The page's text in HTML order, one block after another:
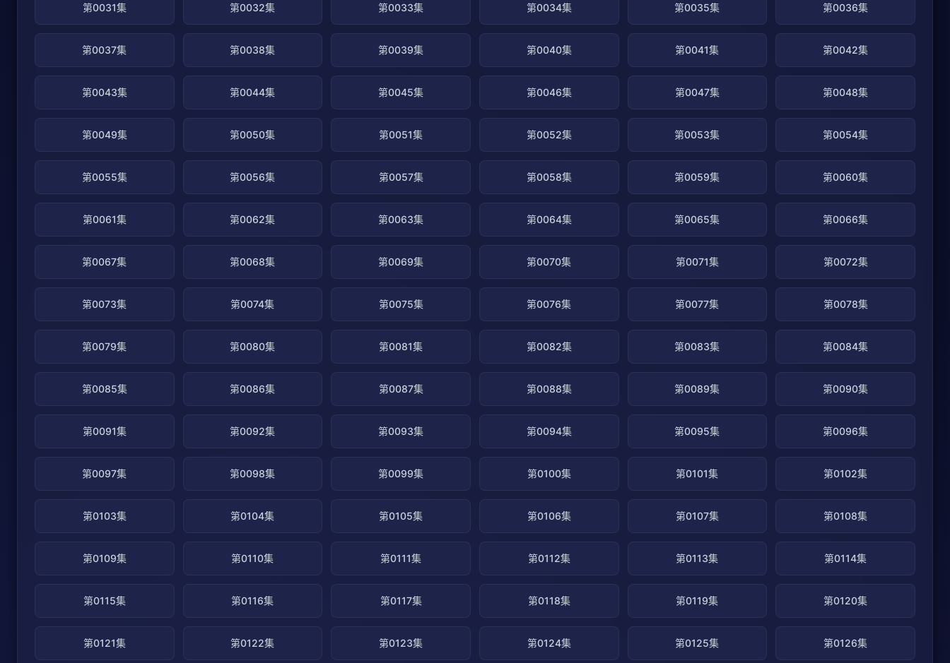
第0031集 第0032集 第0033集 第0034集 第0035集 第0036集
第0037集 第0038集 第0039集 第0040集 第0041集 第0042集
第0043集 第0044集 第0045集 第0046集 第0047集 第0048集
第0049集 第0050集 第0051集 第0052集 第0053集 第0054集
第0055集 第0056集 第0057集 第0058集 第0059集 第0060集
第0061集 第0062集 第0063集 第0064集 第0065集 第0066集
第0067集 第0068集 第0069集 第0070集 第0071集 第0072集
第0073集 第0074集 第0075集 第0076集 第0077集 第0078集
第0079集 第0080集 第0081集 第0082集 第0083集 第0084集
第0085集 第0086集 第0087集 第0088集 第0089集 第0090集
第0091集 第0092集 第0093集 第0094集 第0095集 第0096集
第0097集 第0098集 第0099集 第0100集 第0101集 第0102集
第0103集 第0104集 第0105集 第0106集 第0107集 第0108集
第0109集 第0110集 第0111集 第0112集 第0113集 第0114集
第0115集 第0116集 第0117集 第0118集 第0119集 第0120集
第0121集 第0122集 第0123集 第0124集 第0125集 第0126集